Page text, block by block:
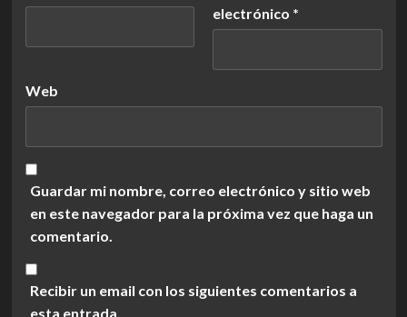
electrónico *
Web
Guardar mi nombre, correo electrónico y sitio web
en este navegador para la próxima vez que haga un
comentario.
Recibir un email con los siguientes comentarios a
esta entrada.